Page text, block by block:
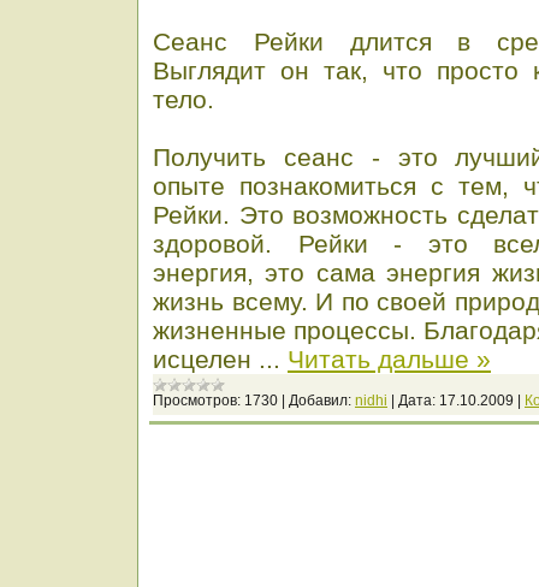
Сеанс Рейки длится в
Выглядит он так, что просто
тело.
Получить сеанс - это
опыте познакомиться с тем,
Рейки. Это возможность
здоровой. Рейки - это
энергия, это сама энергия
жизнь всему. И по своей
жизненные процессы.
исцелен ... Читать дальше »
Просмотров: 1730 Добавил: nidhi Дата: 17.10.2009